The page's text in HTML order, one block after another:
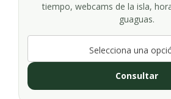
tiempo, webcams de la isla,
guaguas.
Selecciona una
Consultar